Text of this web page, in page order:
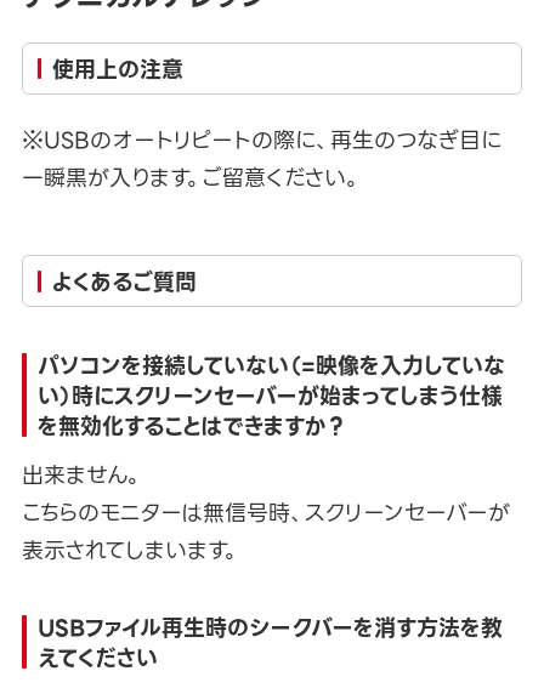
使用上の注意
※USBのオートリピートの際に、再生のつなぎ目に
一瞬黒が入ります。ご留意ください。
よくあるご質問
パソコンを接続していない（=映像を入力していな
い）時にスクリーンセーバーが始まってしまう仕様
を無効化することはできますか？
出来ません。
こちらのモニターは無信号時、スクリーンセーバーが
表示されてしまいます。
USBファイル再生時のシークバーを消す方法を教
えてください